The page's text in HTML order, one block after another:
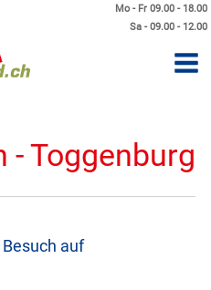
Mo - Fr 09.00 - 18.00
Sa - 09.00 - 12.00
- Toggenburg
auf